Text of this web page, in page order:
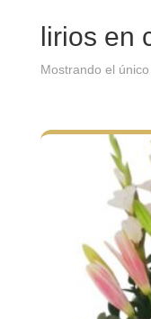
lirios en
Mostrando el